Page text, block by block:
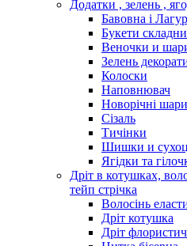
Додатки , зелень ,
Бавовна і
Букети
Веночки и
Зелень
Колоски
Наповнювач
Новорічні шари
Сізаль
Тичінки
Шишки и
Ягідки та
Дріт в котушках,
тейп стрічка
Волосінь
Дріт котушка
Дріт